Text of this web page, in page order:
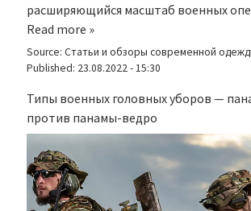
расширяющийся масштаб военных
Read more »
Source: Статьи и обзоры современной
Published: 23.08.2022 - 15:30
Типы военных головных уборов —
против панамы-ведро